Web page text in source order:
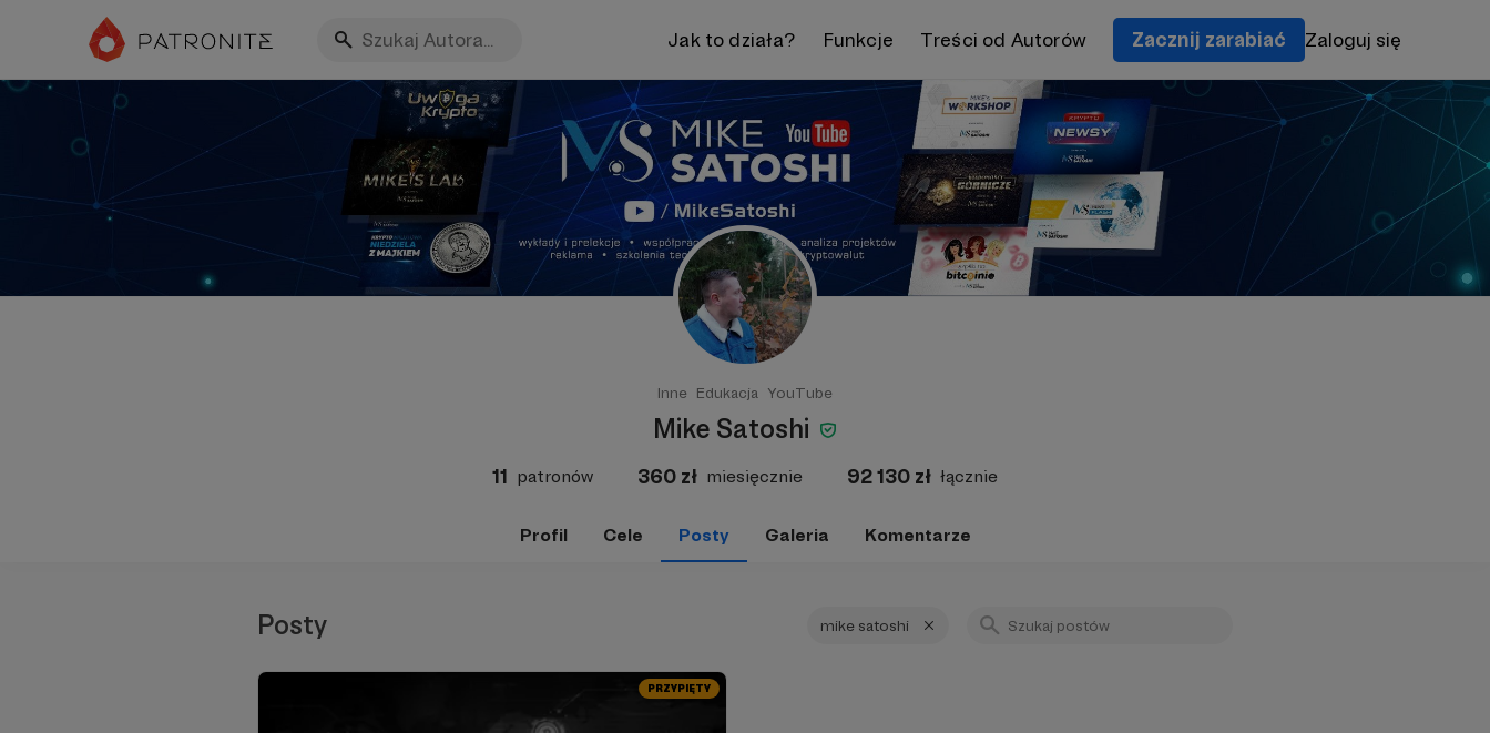
Jak to działa? Funkcje Treści od Autorów Zacznij zarabiać Zaloguj się
Inne Edukacja YouTube
Mike Satoshi
11 patronów 360 zł miesięcznie 92 130 zł łącznie
Profil Cele Posty Galeria Komentarze
Posty mike satoshi
PRZYPIĘTY